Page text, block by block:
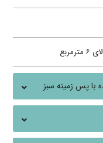
با پس زمینه سبز